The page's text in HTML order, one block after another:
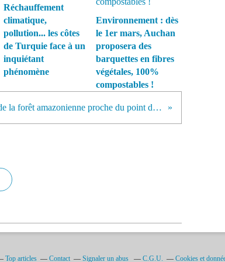
Réchauffement
climatique,
pollution... les côtes
de Turquie face à un
inquiétant
phénomène
Environnement : dès
le 1er mars, Auchan
proposera des
barquettes en fibres
végétales, 100%
compostables !
Brésil : la destruction de la forêt amazonienne proche du point de non-retour
Top articles Contact Signaler un abus C.G.U. Cookies et